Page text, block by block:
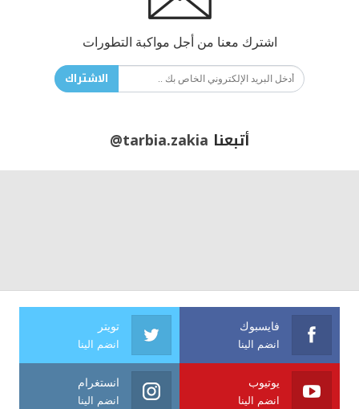
اشترك معنا من أجل مواكبة التطورات
الاشتراك
أتبعنا @tarbia.zakia
فايسبوك
انضم الينا
تويتر
انضم الينا
يوتيوب
انضم الينا
انستغرام
انضم الينا